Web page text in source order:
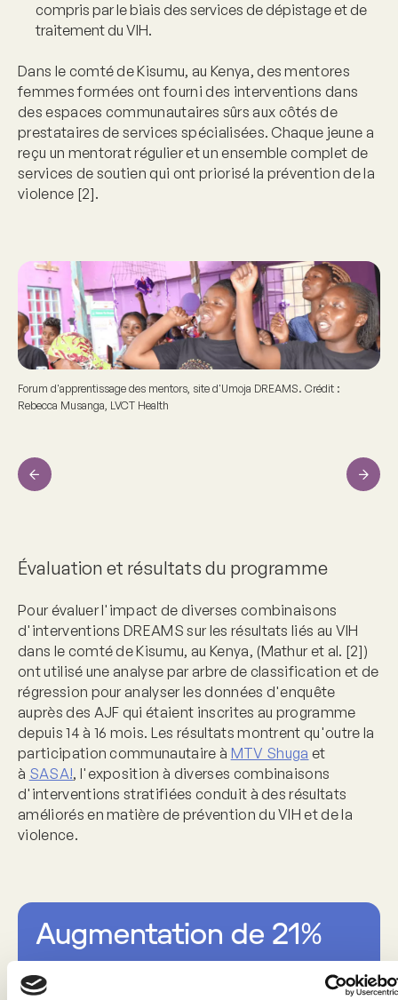
compris par le biais des services de dépistage et de
traitement du VIH.
Dans le comté de Kisumu, au Kenya, des mentores
femmes formées ont fourni des interventions dans
des espaces communautaires sûrs aux côtés de
prestataires de services spécialisées. Chaque jeune a
reçu un mentorat régulier et un ensemble complet de
services de soutien qui ont priorisé la prévention de la
violence [2].
Forum d'apprentissage des mentors, site d'Umoja DREAMS. Crédit :
Rebecca Musanga, LVCT Health
Previous Next
Évaluation et résultats du programme
Pour évaluer l'impact de diverses combinaisons
d'interventions DREAMS sur les résultats liés au VIH
dans le comté de Kisumu, au Kenya, (Mathur et al. [2])
ont utilisé une analyse par arbre de classification et de
régression pour analyser les données d'enquête
auprès des AJF qui étaient inscrites au programme
depuis 14 à 16 mois. Les résultats montrent qu'outre la
participation communautaire à MTV Shuga et
à SASA!, l'exposition à diverses combinaisons
d'interventions stratifiées conduit à des résultats
améliorés en matière de prévention du VIH et de la
violence.
Augmentation de 21%
sexuelle » au cours des 12 derniers mois,